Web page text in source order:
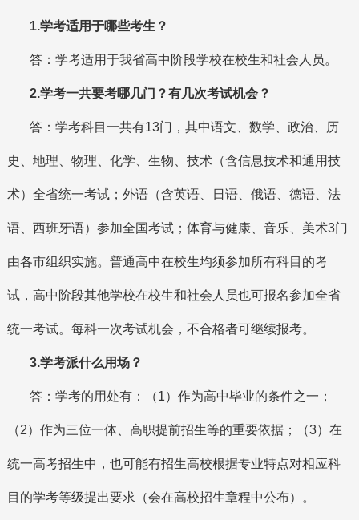
1.学考适用于哪些考生？
答：学考适用于我省高中阶段学校在校生和社会人员。
2.学考一共要考哪几门？有几次考试机会？
答：学考科目一共有13门，其中语文、数学、政治、历
史、地理、物理、化学、生物、技术（含信息技术和通用技
术）全省统一考试；外语（含英语、日语、俄语、德语、法
语、西班牙语）参加全国考试；体育与健康、音乐、美术3门
由各市组织实施。普通高中在校生均须参加所有科目的考
试，高中阶段其他学校在校生和社会人员也可报名参加全省
统一考试。每科一次考试机会，不合格者可继续报考。
3.学考派什么用场？
答：学考的用处有：（1）作为高中毕业的条件之一；
（2）作为三位一体、高职提前招生等的重要依据；（3）在
统一高考招生中，也可能有招生高校根据专业特点对相应科
目的学考等级提出要求（会在高校招生章程中公布）。